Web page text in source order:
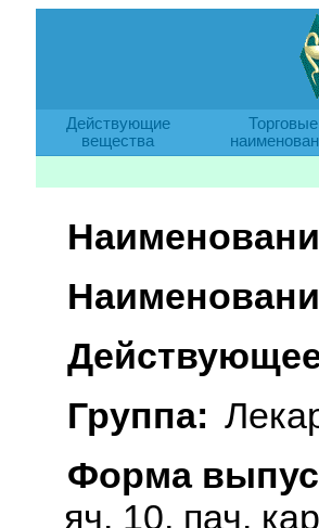
Действующие
вещества
Торговые
Группа:
Форма
яч. 10, пач.